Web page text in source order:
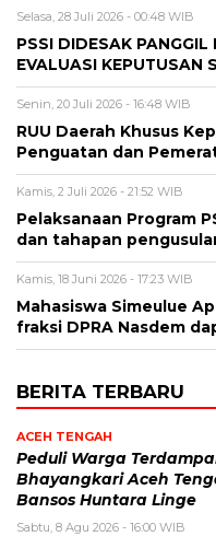
Selasa, 28 Juli 2026 - 00:48 WIB
PSSI DIDESAK
EVALUASI KEPUTUSAN
Senin, 20 Juli 2026 - 16:48 WIB
RUU Daerah Khusus
Penguatan dan
Kamis, 2 Juli 2026 - 21:52 WIB
Pelaksanaan Program
dan tahapan
Kamis, 18 Juni 2026 - 17:23 WIB
Mahasiswa Simeulue
fraksi DPRA Nasdem
BERITA TERBARU
ACEH TENGAH
Peduli Warga
Bhayangkari Aceh
Bansos Huntara Linge
Sabtu, 8 Agu 2026 - 16:00 WIB